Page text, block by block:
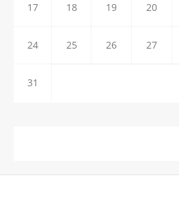
17 18 19 20
24 25 26 27
31